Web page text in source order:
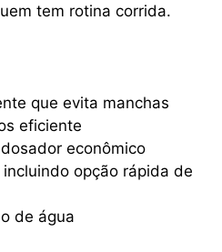
tem rotina corrida.
que evita manchas
eficiente
econômico
opção rápida de
de água